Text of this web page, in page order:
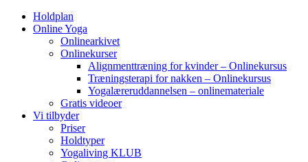
Holdplan
Online Yoga
Onlinearkivet
Onlinekurser
Alignmenttræning for kvinder – Onlinekursus
Træningsterapi for nakken – Onlinekursus
Yogalæreruddannelsen – onlinemateriale
Gratis videoer
Vi tilbyder
Priser
Holdtyper
Yogaliving KLUB